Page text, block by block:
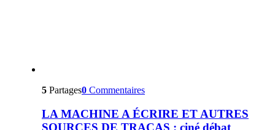
5 Partages0 Commentaires
LA MACHINE A ÉCRIRE ET AUTRES
SOURCES DE TRACAS : ciné débat